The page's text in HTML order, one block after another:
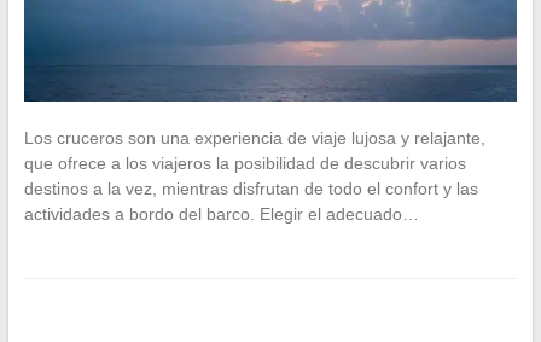
Los cruceros son una experiencia de viaje lujosa y relajante,
que ofrece a los viajeros la posibilidad de descubrir varios
destinos a la vez, mientras disfrutan de todo el confort y las
actividades a bordo del barco. Elegir el adecuado…